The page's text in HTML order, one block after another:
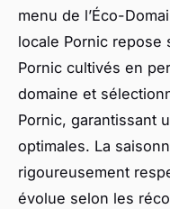
menu de l’Éco-
locale Pornic repose
Pornic cultivés en
domaine et
Pornic, garantissant
optimales. La
rigoureusement
évolue selon les